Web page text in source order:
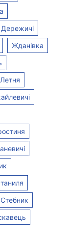
Дережичі
Жданівка
Летня
Стебник